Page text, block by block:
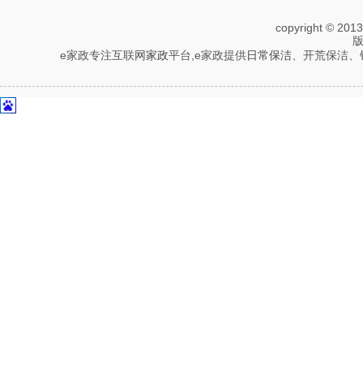
copyright ©
e家政专注互联网家政平台,e家政提供日常保洁 、开荒保洁